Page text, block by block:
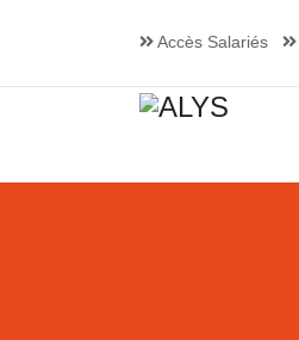
Accès Salariés